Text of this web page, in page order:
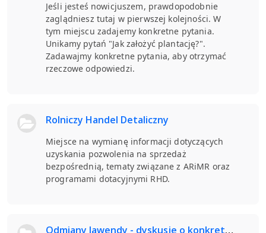
Jeśli jesteś nowicjuszem, prawdopodobnie
zaglądniesz tutaj w pierwszej kolejności. W
tym miejscu zadajemy konkretne pytania.
Unikamy pytań "Jak założyć plantację?".
Zadawajmy konkretne pytania, aby otrzymać
rzeczowe odpowiedzi.
Rolniczy Handel Detaliczny
Miejsce na wymianę informacji dotyczących
uzyskania pozwolenia na sprzedaż
bezpośrednią, tematy związane z ARiMR oraz
programami dotacyjnymi RHD.
Odmiany lawendy - dyskusje o konkretnych odmianach lawendy.